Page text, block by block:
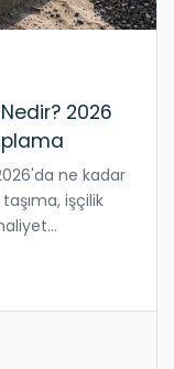
2026
ne kadar
işçilik